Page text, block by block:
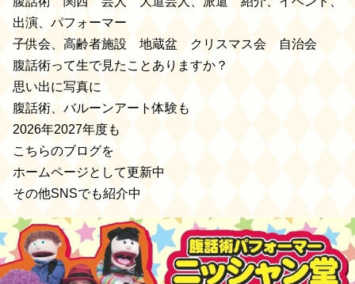
出演、パフォーマー
子供会、高齢者施設 地蔵盆 クリスマス会 自治会
腹話術って生で見たことありますか？
思い出に写真に
腹話術、バルーンアート体験も
2026年2027年度も
こちらのブログを
ホームページとして更新中
その他SNSでも紹介中